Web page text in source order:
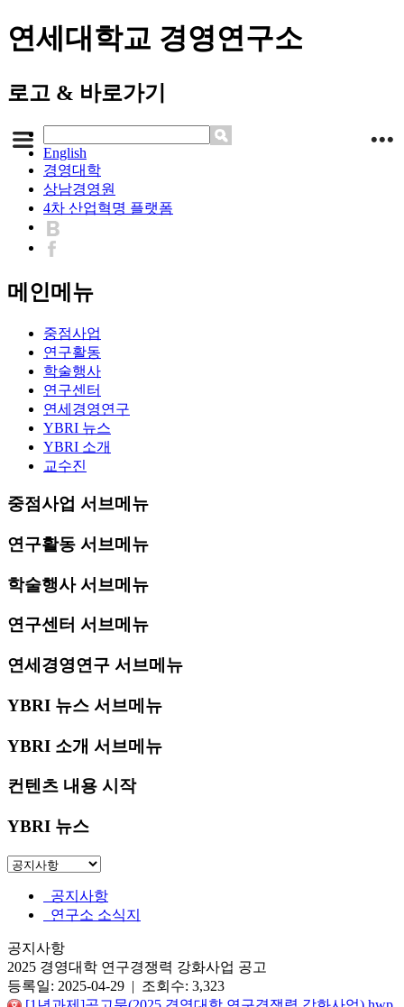
연세대학교 경영연구소
로고 & 바로가기
English
경영대학
상남경영원
4차 산업혁명 플랫폼
메인메뉴
중점사업
연구활동
학술행사
연구센터
연세경영연구
YBRI 뉴스
YBRI 소개
교수진
중점사업 서브메뉴
연구활동 서브메뉴
학술행사 서브메뉴
연구센터 서브메뉴
연세경영연구 서브메뉴
YBRI 뉴스 서브메뉴
YBRI 소개 서브메뉴
컨텐츠 내용 시작
YBRI 뉴스
공지사항
연구소 소식지
공지사항
2025 경영대학 연구경쟁력 강화사업 공고
등록일: 2025-04-29 | 조회수: 3,323